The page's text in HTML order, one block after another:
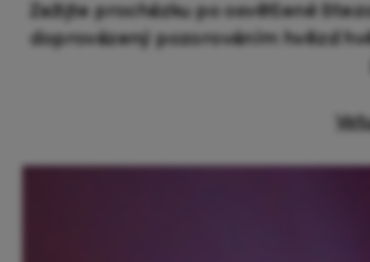
Zažijte procházku po osvětlené
doprovázený pozorováním hvězd